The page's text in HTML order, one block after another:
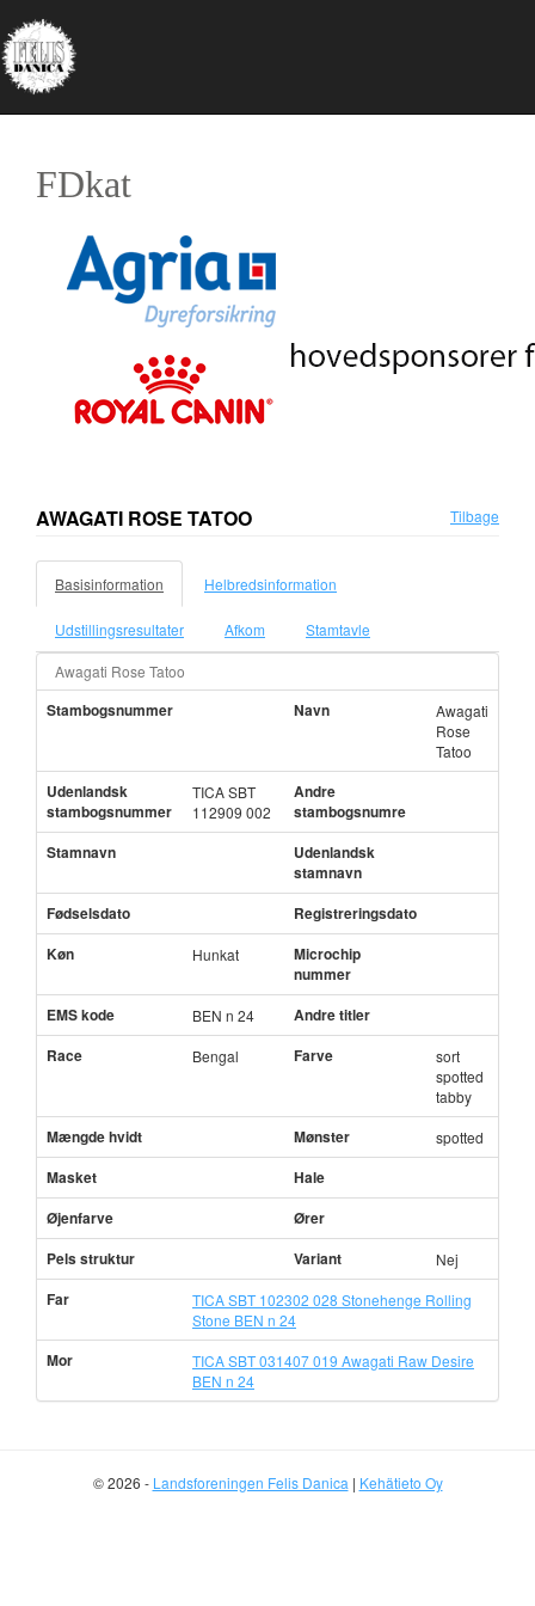
FDkat
AWAGATI ROSE TATOO Tilbage
Basisinformation Helbredsinformation
Udstillingsresultater Afkom Stamtavle
Awagati Rose Tatoo
Stambogsnummer Navn
Awagati
Rose
Tatoo
Udenlandsk
stambogsnummer
TICA SBT
112909 002
Andre
stambogsnumre
Stamnavn
Udenlandsk
stamnavn
Fødselsdato
Registreringsdato
Køn
Hunkat
Microchip
nummer
EMS kode
BEN n 24
Andre titler
Race
Bengal Farve
sort
spotted
tabby
Mængde hvidt Mønster spotted
Masket
Hale
Øjenfarve
Ører
Pels struktur
Variant Nej
Far
TICA SBT 102302 028 Stonehenge Rolling
Stone BEN n 24
Mor
TICA SBT 031407 019 Awagati Raw Desire
BEN n 24
© 2026 - Landsforeningen Felis Danica | Kehätieto Oy